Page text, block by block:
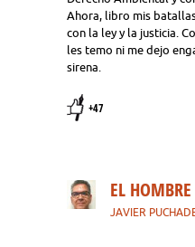
Ahora, libro mis
con la ley y la justicia.
les temo ni me dejo
sirena.
+47
EL
JAVIER